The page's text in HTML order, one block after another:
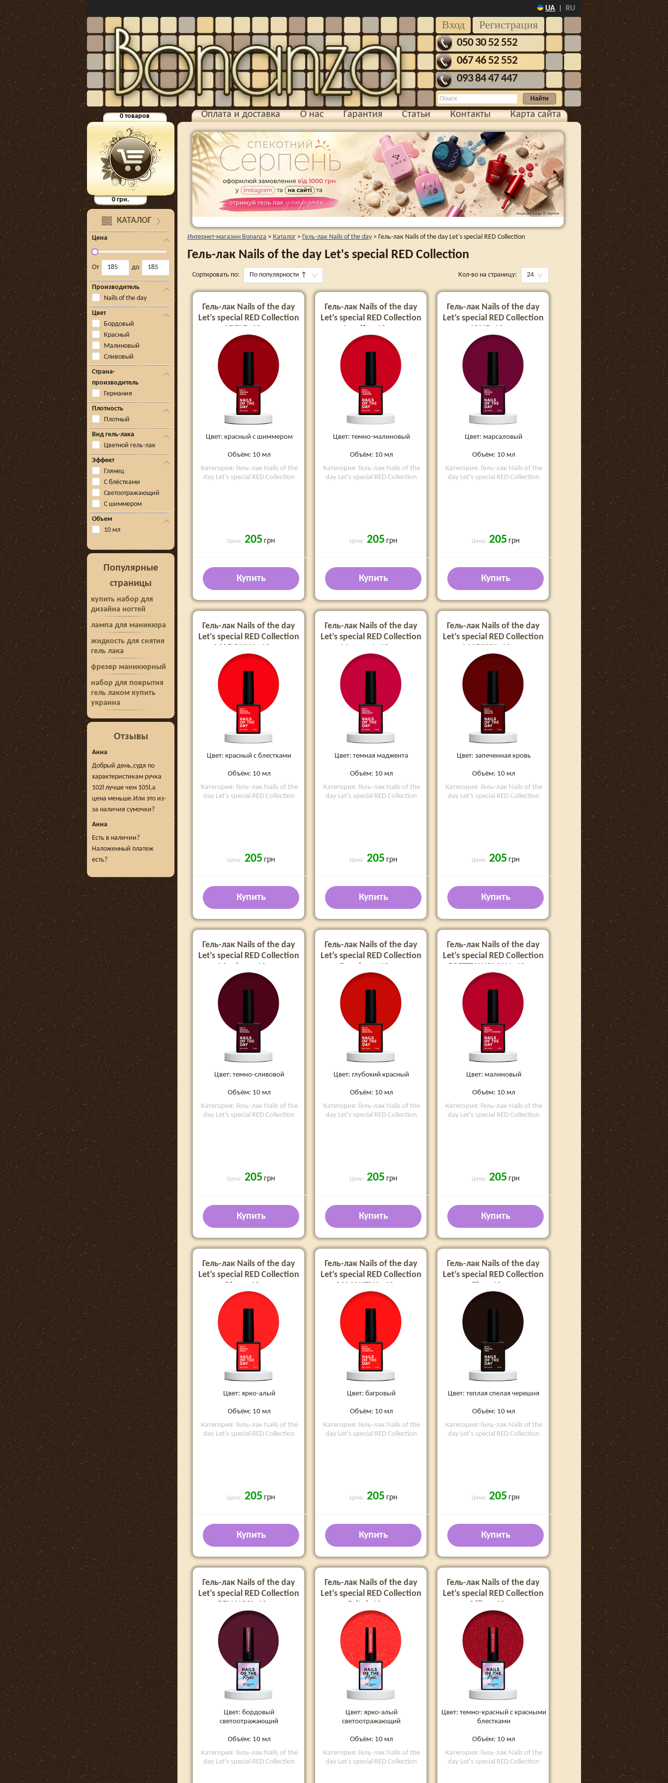
UA RU
Регистрация
Вход
050 30 52 552
067 46 52 552
093 84 47 447
0товаров
0грн.
КАТАЛОГ
Цена
От до
Производитель
Nails of the day
Цвет
Бордовый
Красный
Малиновый
Сливовый
Страна-
производитель
Германия
Плотность
Плотный
Вид гель-лака
Цветной гель-лак
Эффект
Глянец
С блёстками
Светоотражающий
С шиммером
Объем
10 мл
Популярные
страницы
купить набор для
дизайна ногтей
лампа для маникюра
жидкость для снятия
гель лака
фрезер маникюрный
набор для покрытия
гель лаком купить
украина
Отзывы
Анна
Добрый день,судя по
характеристикам ручка
102l лучше чем 105l,а
цена меньше.Или это из-
за наличия сумочки?
Анна
Есть в наличии?
Наложенный платеж
есть?
Оплата и доставка О нас Гарантия Статьи Контакты Карта сайта
Интернет-магазин Bonanza > Каталог > Гель-лак Nails of the day > Гель-лак Nails of the day Let's special RED Collection
Гель-лак Nails of the day Let's special RED Collection
Сортировать по: По популярности ↑ Кол-во на страницу: 24
Гель-лак Nails of the day
Let’s special RED Collection
ADELE, 10 мл
Цвет: красный с шиммером
Объём: 10 мл
Категория: Гель-лак Nails of the
day Let's special RED Collection
Цена: 205 грн
Купить
Гель-лак Nails of the day
Let’s special RED Collection
Jennifer, 10 мл
Цвет: темно-малиновый
Объём: 10 мл
Категория: Гель-лак Nails of the
day Let's special RED Collection
Цена: 205 грн
Купить
Гель-лак Nails of the day
Let’s special RED Collection
JOLIE, 10 мл
Цвет: марсаловый
Объём: 10 мл
Категория: Гель-лак Nails of the
day Let's special RED Collection
Цена: 205 грн
Купить
Гель-лак Nails of the day
Let’s special RED Collection
MADONNA, 10 мл
Цвет: красный с блестками
Объём: 10 мл
Категория: Гель-лак Nails of the
day Let's special RED Collection
Цена: 205 грн
Купить
Гель-лак Nails of the day
Let’s special RED Collection
Margaret, 10 мл
Цвет: темная маджента
Объём: 10 мл
Категория: Гель-лак Nails of the
day Let's special RED Collection
Цена: 205 грн
Купить
Гель-лак Nails of the day
Let’s special RED Collection
MARILYN, 10 мл
Цвет: запеченная кровь
Объём: 10 мл
Категория: Гель-лак Nails of the
day Let's special RED Collection
Цена: 205 грн
Купить
Гель-лак Nails of the day
Let’s special RED Collection
Monique, 10 мл
Цвет: темно-сливовой
Объём: 10 мл
Категория: Гель-лак Nails of the
day Let's special RED Collection
Цена: 205 грн
Купить
Гель-лак Nails of the day
Let’s special RED Collection
Penelopa, 10 мл
Цвет: глубокий красный
Объём: 10 мл
Категория: Гель-лак Nails of the
day Let's special RED Collection
Цена: 205 грн
Купить
Гель-лак Nails of the day
Let’s special RED Collection
PRETTY WOMAN, 10 мл
Цвет: малиновый
Объём: 10 мл
Категория: Гель-лак Nails of the
day Let's special RED Collection
Цена: 205 грн
Купить
Гель-лак Nails of the day
Let’s special RED Collection
Riana, 10 мл
Цвет: ярко-алый
Объём: 10 мл
Категория: Гель-лак Nails of the
day Let's special RED Collection
Цена: 205 грн
Купить
Гель-лак Nails of the day
Let’s special RED Collection
SAMANTHA, 10 мл
Цвет: багровый
Объём: 10 мл
Категория: Гель-лак Nails of the
day Let's special RED Collection
Цена: 205 грн
Купить
Гель-лак Nails of the day
Let’s special RED Collection
Tina, 10 мл
Цвет: теплая спелая черешня
Объём: 10 мл
Категория: Гель-лак Nails of the
day Let's special RED Collection
Цена: 205 грн
Купить
Гель-лак Nails of the day
Let’s special RED Collection
BELLUCCI, 10 мл
Цвет: бордовый
светоотражающий
Объём: 10 мл
Категория: Гель-лак Nails of the
day Let's special RED Collection
Гель-лак Nails of the day
Let’s special RED Collection
Britni, 10 мл
Цвет: ярко-алый
светоотражающий
Объём: 10 мл
Категория: Гель-лак Nails of the
day Let's special RED Collection
Гель-лак Nails of the day
Let’s special RED Collection
Céline, 10 мл
Цвет: темно-красный с красными
блестками
Объём: 10 мл
Категория: Гель-лак Nails of the
day Let's special RED Collection